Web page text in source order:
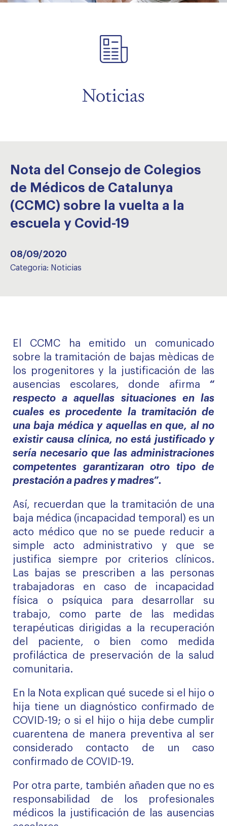
Noticias
Nota del Consejo de Colegios
de Médicos de Catalunya
(CCMC) sobre la vuelta a la
escuela y Covid-19
08/09/2020
Categoria: Noticias
El CCMC ha emitido un comunicado
sobre la tramitación de bajas mèdicas de
los progenitores y la justificación de las
ausencias escolares, donde afirma “
respecto a aquellas situaciones en las
cuales es procedente la tramitación de
una baja médica y aquellas en que, al no
existir causa clínica, no está justificado y
sería necesario que las administraciones
competentes garantizaran otro tipo de
prestación a padres y madres”.
Así, recuerdan que la tramitación de una
baja médica (incapacidad temporal) es un
acto médico que no se puede reducir a
simple acto administrativo y que se
justifica siempre por criterios clínicos.
Las bajas se prescriben a las personas
trabajadoras en caso de incapacidad
física o psíquica para desarrollar su
trabajo, como parte de las medidas
terapéuticas dirigidas a la recuperación
del paciente, o bien como medida
profiláctica de preservación de la salud
comunitaria.
En la Nota explican qué sucede si el hijo o
hija tiene un diagnóstico confirmado de
COVID-19; o si el hijo o hija debe cumplir
cuarentena de manera preventiva al ser
considerado contacto de un caso
confirmado de COVID-19.
Por otra parte, también añaden que no es
responsabilidad de los profesionales
médicos la justificación de las ausencias